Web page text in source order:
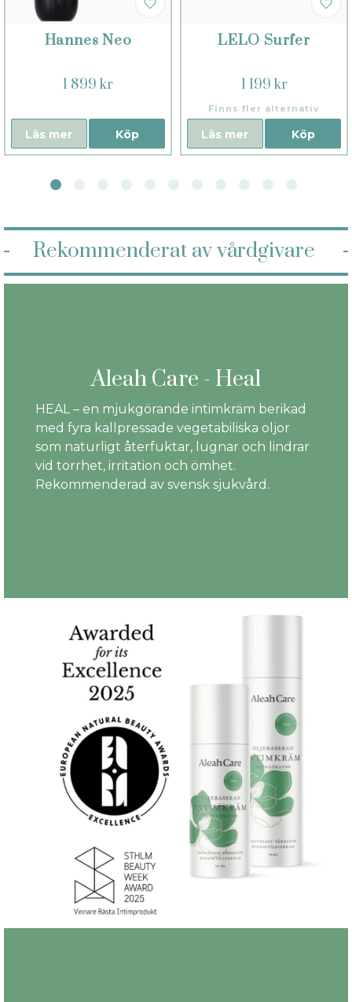
Hannes Neo
1 899 kr
Köp
Läs mer
LELO Surfer
1 199 kr
Finns fler alternativ
Köp
Läs mer
Rekommenderat av vårdgivare
Aleah Care - Heal
HEAL – en mjukgörande intimkräm berikad
med fyra kallpressade vegetabiliska oljor
som naturligt återfuktar, lugnar och lindrar
vid torrhet, irritation och ömhet.
Rekommenderad av svensk sjukvård.